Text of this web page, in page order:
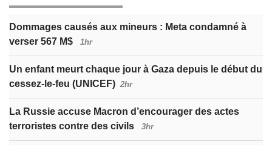
Dommages causés aux mineurs : Meta condamné à
verser 567 M$
1hr
Un enfant meurt chaque jour à Gaza depuis le début du
cessez-le-feu (UNICEF) 2hr
La Russie accuse Macron d’encourager des actes
terroristes contre des civils
3hr